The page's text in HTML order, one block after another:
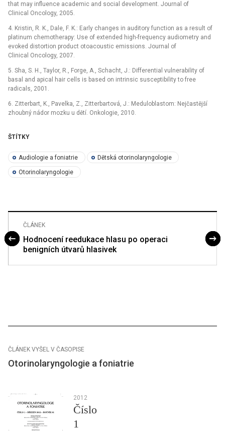
that may influence academic and social development. Journal of
Clinical Oncology, 2005.
4. Kristin, R. K., Dale, F. K.: Early changes in auditory function as a result of
platinum chemotherapy: Use of extended high-frequency audiometry and
evoked distortion product otoacoustic emissions. Journal of
Clinical Oncology, 2007.
5. Sha, S. H., Taylor, R., Forge, A., Schacht, J.: Differential vulnerability of
basal and apical hair cells is based on intrinsic susceptibility to free
radicals, 2001.
6. Zitterbart, K., Pavelka, Z., Zitterbartová, J.: Meduloblastom: Nejčastější
zhoubný nádor mozku u dětí. Onkologie, 2010.
ŠTÍTKY
Audiologie a foniatrie Dětská otorinolaryngologie
Otorinolaryngologie
ČLÁNEK
Hodnocení reedukace hlasu po operaci
benigních útvarů hlasivek
ČLÁNEK VYŠEL V ČASOPISE
Otorinolaryngologie a foniatrie
2012
Číslo
1